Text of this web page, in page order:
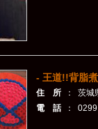
- 王道!!背脂
住 所 ：
茨城
電 話
：